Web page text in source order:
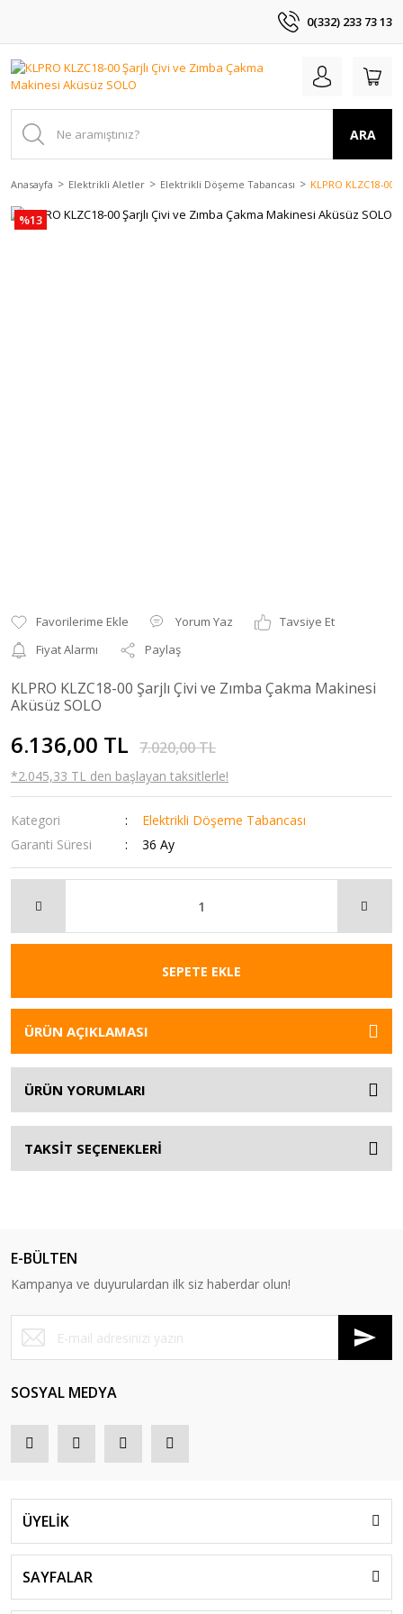
0(332) 233 73 13
ARA
Anasayfa Elektrikli Aletler Elektrikli Döşeme Tabancası KLPRO KLZC18-00
%13
Yorum Yaz
Tavsiye Et
Fiyat Alarmı
Paylaş
KLPRO KLZC18-00 Şarjlı Çivi ve Zımba Çakma Makinesi
Aküsüz SOLO
6.136,00 TL 7.020,00 TL
*2.045,33 TL den başlayan taksitlerle!
Kategori
Elektrikli Döşeme Tabancası
Garanti Süresi
36 Ay
SEPETE EKLE
ÜRÜN AÇIKLAMASI
ÜRÜN YORUMLARI
TAKSİT SEÇENEKLERİ
E-BÜLTEN
Kampanya ve duyurulardan ilk siz haberdar olun!
SOSYAL MEDYA
ÜYELİK
SAYFALAR